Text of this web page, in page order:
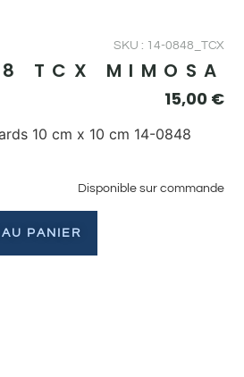
SKU : 14-0848_TCX
TCX MIMOSA
15,00 €
10 cm x 10 cm 14-0848
Disponible sur commande
PANIER